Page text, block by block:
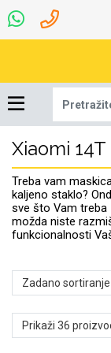
Xiaomi 14T
Treba vam
kaljeno staklo?
sve što Vam treba
možda niste
funkcionalnosti
Dinamo maskice
mobitel
Robotski
Ventilatori
Najprodavanije -
TOP 100
Ljetna kolekcija
Winter
Univerzalna
za tablet
7.0 - 8.0 inča
9.0 - 10.0 inča
Apple
Igračke i ostalo
Selfie Stick
Držači za stol
Punjači
Autopunjači
Mikrofoni
Žičane
Pametni Satovi
Oprema za Smart
Auto Kamere
Podloga za miš
Web kamere i
mikrofoni
Ruksaci i torbice